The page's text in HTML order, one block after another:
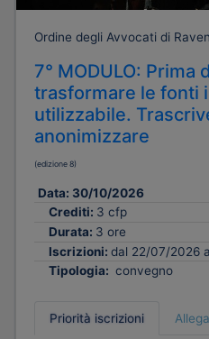
Ordine degli Avvocati di
7° MODULO: Prima
trasformare le fonti
utilizzabile.
anonimizzare
(edizione 8)
Data: 30/10/2026
Crediti: 3 cfp
Durata: 3 ore
Iscrizioni: dal 22/07/2026
Tipologia: convegno
Priorità iscrizioni